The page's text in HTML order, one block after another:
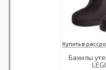
Купить в
Бахилы